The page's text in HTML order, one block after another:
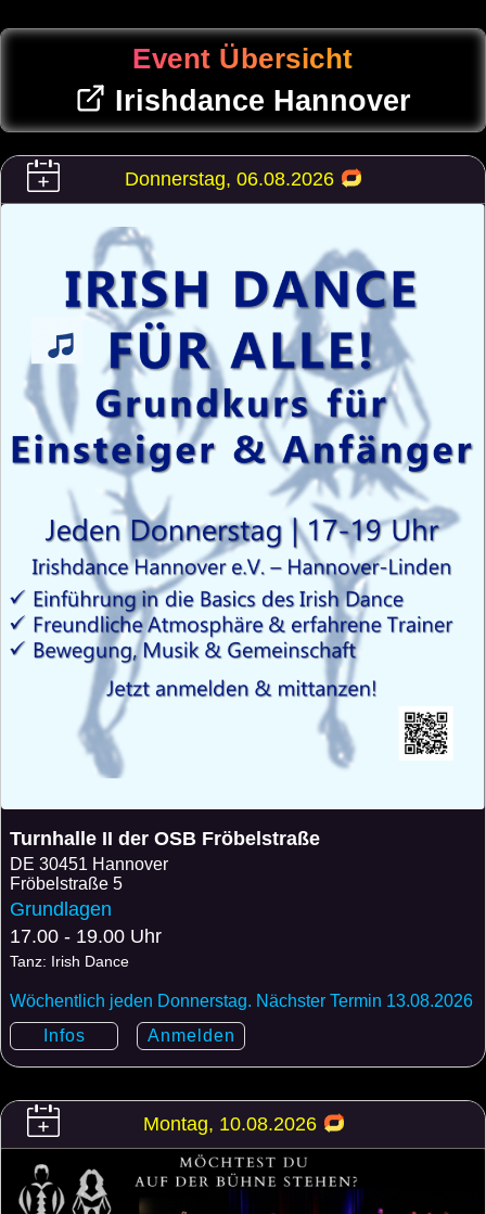
Event Übersicht
Irishdance Hannover
Donnerstag, 06.08.2026
Turnhalle II der OSB Fröbelstraße
DE 30451 Hannover
Fröbelstraße 5
Grundlagen
17.00 - 19.00 Uhr
Tanz: Irish Dance
Wöchentlich jeden Donnerstag. Nächster Termin 13.08.2026
Infos
Anmelden
Montag, 10.08.2026